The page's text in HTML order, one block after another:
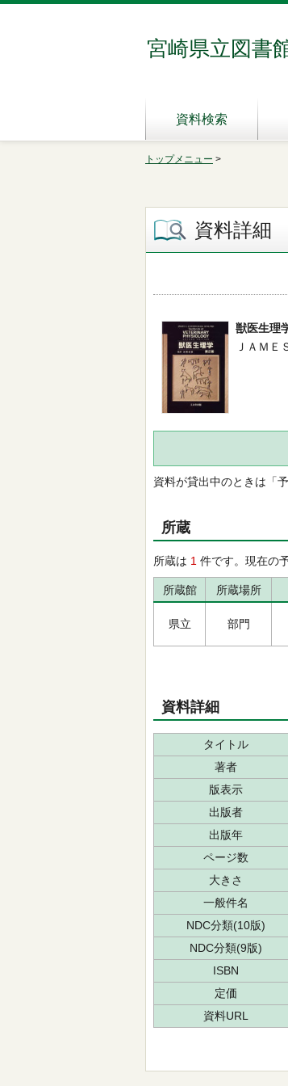
宮崎県立図書
資料検索
トップメニュー >
資料詳細
獣医生理
ＪＡＭ
資料が貸出中のときは「
所蔵
所蔵は 1 件です。現在の
所蔵館 所蔵場所
県立 部門
資料詳細
タイトル
著者
版表示
出版者
出版年
ページ数
大きさ
一般件名
NDC分類(10版)
NDC分類(9版)
ISBN
定価
資料URL